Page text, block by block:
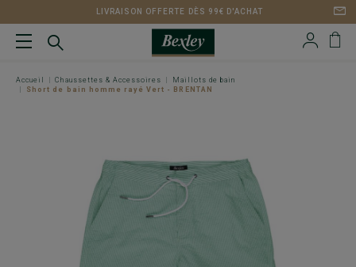
LIVRAISON OFFERTE DÈS 99€ D'ACHAT
Accueil Chaussettes & Accessoires
Maillots de bain
Short de bain homme rayé Vert - BRENTAN